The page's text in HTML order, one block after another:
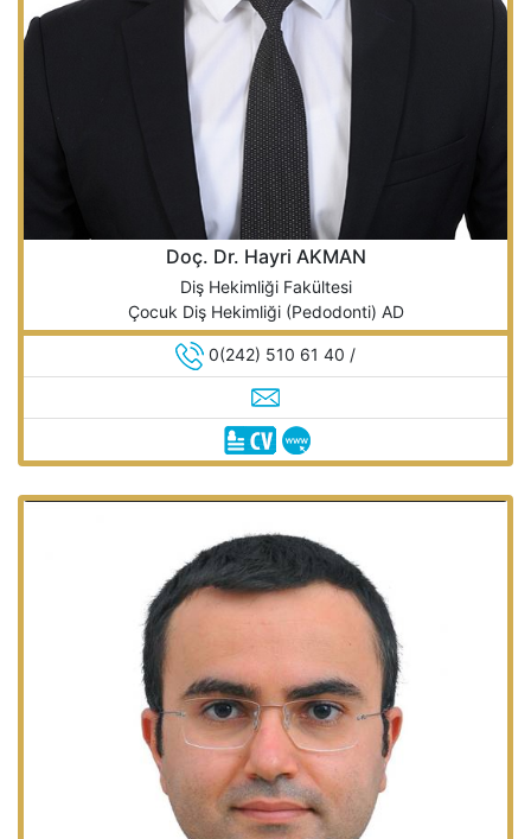
Doç. Dr. Hayri AKMAN
Diş Hekimliği Fakültesi
Çocuk Diş Hekimliği (Pedodonti) AD
0(242) 510 61 40 /